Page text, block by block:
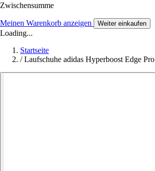
Zwischensumme
Meinen Warenkorb anzeigen Weiter einkaufen
Loading...
Startseite
/ Laufschuhe adidas Hyperboost Edge Pro